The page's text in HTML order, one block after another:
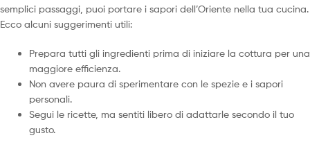
semplici passaggi, puoi portare i sapori dell’Oriente nella tua cucina.
Ecco alcuni suggerimenti utili:
Prepara tutti gli ingredienti prima di iniziare la cottura per una
maggiore efficienza.
Non avere paura di sperimentare con le spezie e i sapori
personali.
Segui le ricette, ma sentiti libero di adattarle secondo il tuo
gusto.